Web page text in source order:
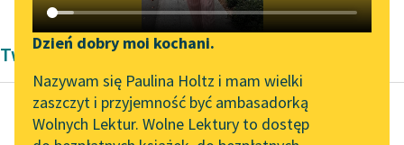
Katalog DAISY
Podkasty o książkach
Zgłoś brak utworu
Aktualności
„Prokurator Alicja Horn”
do słuchania
Narzędzia
Mapa Wolnych Lektur
Dzień dobry moi kochani.
Nazywam się Paulina Holtz i mam wielki
zaszczyt i przyjemność być ambasadorką
Wolnych Lektur. Wolne Lektury to dostęp
Twórczość Romantyzm Casimira Delavigne'a